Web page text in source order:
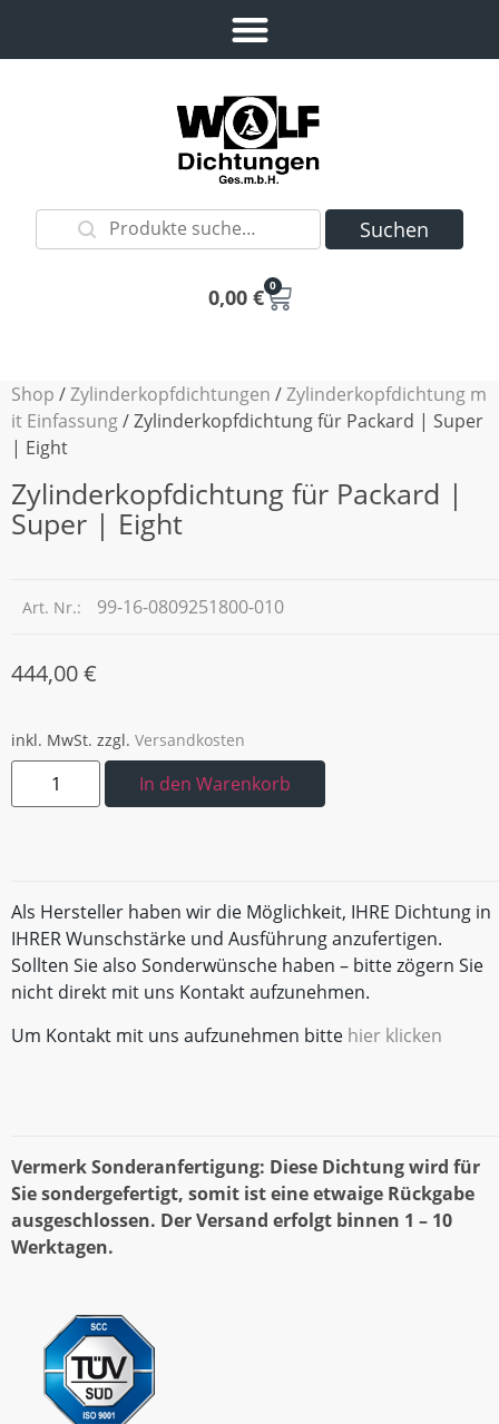
Suchen
0,00 € 0
Shop /Zylinderkopfdichtungen /Zylinderkopfdichtung m
it Einfassung/ Zylinderkopfdichtung für Packard | Super
| Eight
Zylinderkopfdichtung für Packard |
Super | Eight
Art. Nr.: 99-16-0809251800-010
444,00€
inkl. MwSt. zzgl. Versandkosten
In den Warenkorb
Als Hersteller haben wir die Möglichkeit, IHRE Dichtung in
IHRER Wunschstärke und Ausführung anzufertigen.
Sollten Sie also Sonderwünsche haben – bitte zögern Sie
nicht direkt mit uns Kontakt aufzunehmen.
Um Kontakt mit uns aufzunehmen bitte hier klicken
Vermerk Sonderanfertigung: Diese Dichtung wird für
Sie sondergefertigt, somit ist eine etwaige Rückgabe
ausgeschlossen. Der Versand erfolgt binnen 1 – 10
Werktagen.